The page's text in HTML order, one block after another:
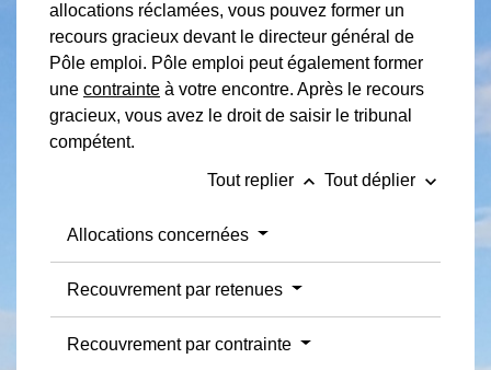
allocations réclamées, vous pouvez former un
recours gracieux devant le directeur général de
Pôle emploi. Pôle emploi peut également former
une contrainte à votre encontre. Après le recours
gracieux, vous avez le droit de saisir le tribunal
compétent.
Tout replier keyboard_arrow_up Tout déplier keyboard_arrow_down
Allocations concernées
Recouvrement par retenues
Recouvrement par contrainte